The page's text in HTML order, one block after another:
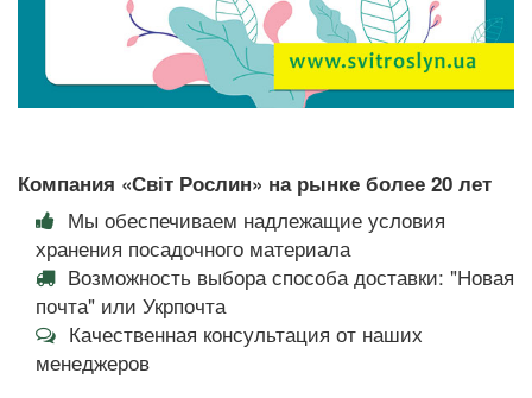
Компания «Світ Рослин» на рынке более 20 лет
Мы обеспечиваем надлежащие условия
хранения посадочного материала
Возможность выбора способа доставки: "Новая
почта" или Укрпочта
Качественная консультация от наших
менеджеров